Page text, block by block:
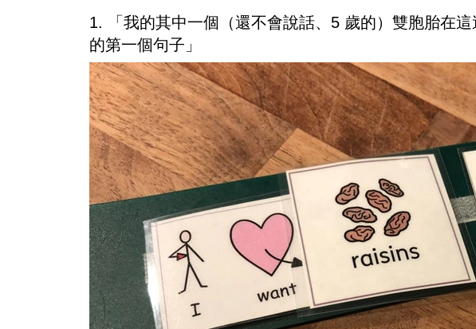
1. 「我的其中一個（還不會說話、5 歲的）雙胞胎在
的第一個句子」